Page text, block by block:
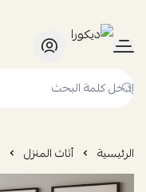
ديكورا
الرئيسية أثاث المنزل